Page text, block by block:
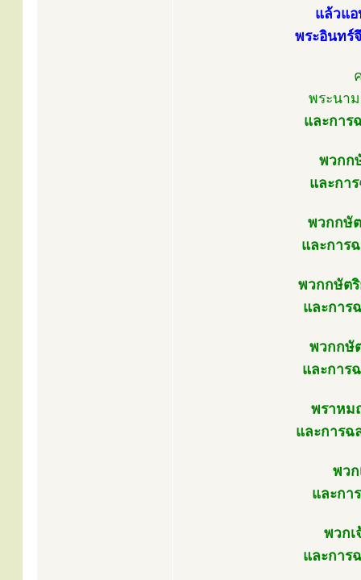
แล้วแอ
พระอินทร์
พระนา
และการ
พวกก
และกา
พวกกษั
และการ
พวกกษัตริ
และการ
พวกกษั
และการ
พราหม
และการฉ
พวก
และกา
พวกเ
และการ